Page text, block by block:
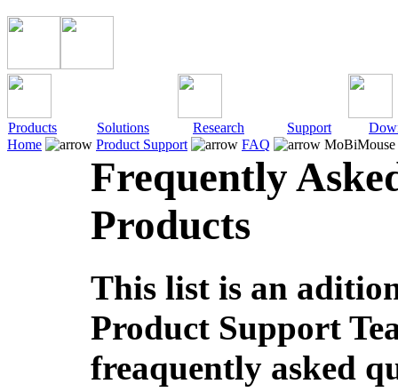
Products Solutions Research Support
Home
Product Support FAQ MoBiMouse
Frequently
Products
This list is an
Product Support
freaquently asked